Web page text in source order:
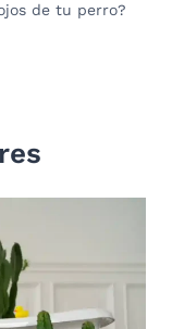
de tu perro?